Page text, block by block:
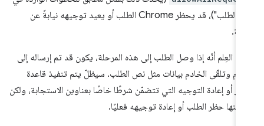
"قبل الطلب")، قد يحظر Chrome الطلب أو يعيد توجيهه نيابةً عن
العِلم أنّه إذا وصل الطلب إلى هذه المرحلة، يكون قد تم إرساله إلى
وتلقّى الخادم بيانات مثل نص الطلب. سيظلّ يتم تنفيذ قاعدة
أو إعادة التوجيه التي تتضمّن شرطًا خاصًا بعناوين الاستجابة، ولكن
حظر الطلب أو إعادة توجيهه فعليًا.